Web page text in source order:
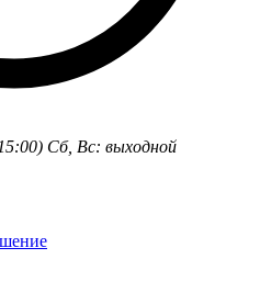
Сб, Вс: выходной